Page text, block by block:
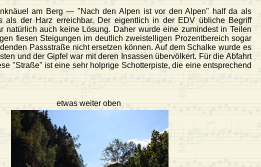
am Berg — "Nach den Alpen ist vor den Alpen" half da als
der Harz erreichbar. Der eigentlich in der EDV übliche Begriff
auch keine Lösung. Daher wurde eine zumindest in Teilen
fiesen Steigungen im deutlich zweistelligen Prozentbereich sogar
Passstraße nicht ersetzen können. Auf dem Schalke wurde es
und der Gipfel war mit deren Insassen übervölkert. Für die Abfahrt
"Straße" ist eine sehr holprige Schotterpiste, die eine entsprechend
etwas weiter oben